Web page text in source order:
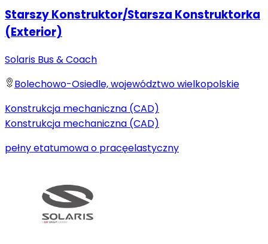
Starszy Konstruktor/Starsza Konstruktorka
(Exterior)
Solaris Bus & Coach
Bolechowo-Osiedle, województwo wielkopolskie
Konstrukcja mechaniczna (CAD)
Konstrukcja mechaniczna (CAD)
pełny etatumowa o pracęelastyczny